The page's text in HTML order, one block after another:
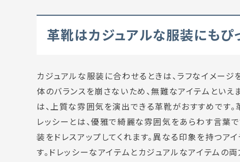
革靴はカジュアルな服装にもぴ
カジュアルな服装に合わせるときは、ラフなイメー
体のバランスを崩さないため、無難なアイテムといえ
は、上質な雰囲気を演出できる革靴がおすすめです。
レッシーとは、優雅で綺麗な雰囲気をあらわす言葉
装をドレスアップしてくれます。異なる印象を持つア
す。ドレッシーなアイテムとカジュアルなアイテムの